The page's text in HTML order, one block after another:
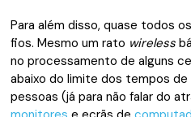
Para além disso, quase todos
fios. Mesmo um rato wireless
no processamento de alguns
abaixo do limite dos tempos de
pessoas (já para não falar do